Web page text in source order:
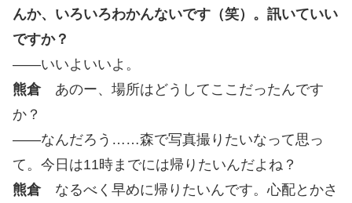
んか、いろいろわかんないです（笑）。訊いていい
ですか？
――いいよいいよ。
熊倉 あのー、場所はどうしてここだったんです
か？
――なんだろう……森で写真撮りたいなって思っ
て。今日は11時までには帰りたいんだよね？
熊倉 なるべく早めに帰りたいんです。心配とかさ